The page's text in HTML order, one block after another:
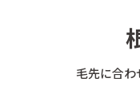
毛先に合